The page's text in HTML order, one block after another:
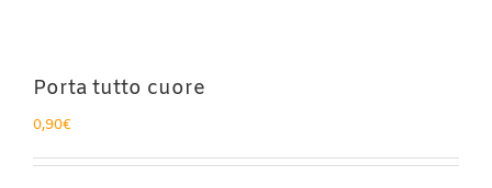
Porta tutto cuore
0,90€